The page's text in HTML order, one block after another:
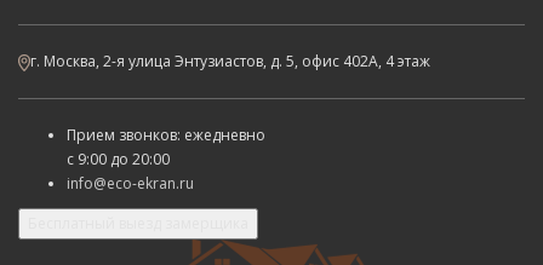
г. Москва, 2-я улица Энтузиастов, д. 5, офис 402А, 4 этаж
Прием звонков: ежедневно
с 9:00 до 20:00
info@eco-ekran.ru